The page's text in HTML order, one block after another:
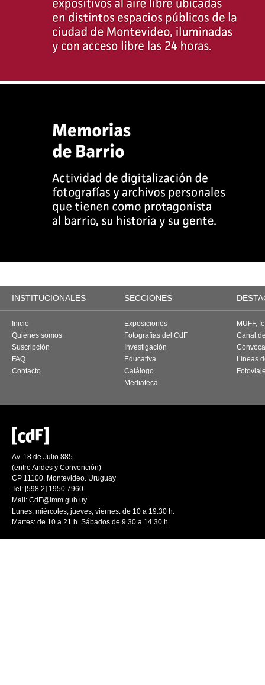
INSTITUCIONALES SECCIONES
Inicio
Quiénes somos
Suscripción
FAQ
Contacto
Exposiciones
Fotografías del CdF
Investigación
Educativa
Catálogo
Mediateca
MUFF,
Canal
Líneas
Av. 18 de Julio 885
(entre Andes y Convención)
CP 11100. Montevideo. Uruguay
Tel: [598 2] 1950 7960
Mail: CdF@imm.gub.uy
Lunes, miércoles, jueves, viernes: de 10 a 19.30 h.
Martes: de 10 a 21 h. Sábados de 9.30 a 14.30 h.